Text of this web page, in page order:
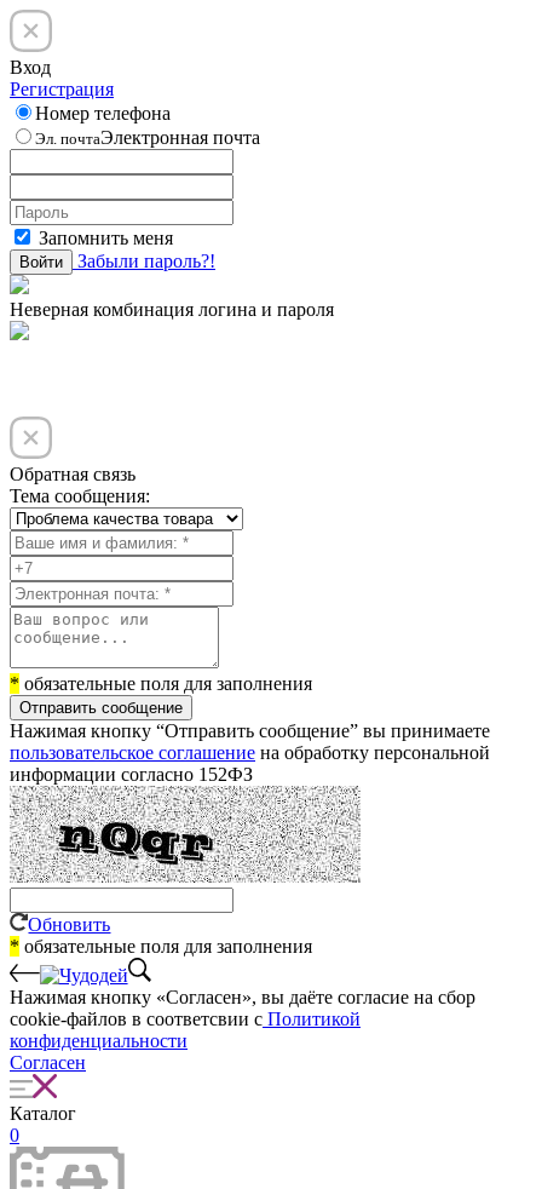
Вход
Регистрация
Номер телефона
Эл. почтаЭлектронная почта
Запомнить меня
Войти Забыли пароль?!
Неверная комбинация логина и пароля
Обратная связь
Тема сообщения:
* обязательные поля для заполнения
Отправить сообщение
Нажимая кнопку “Отправить сообщение” вы принимаете
пользовательское соглашение на обработку персональной
информации согласно 152ФЗ
Обновить
* обязательные поля для заполнения
Нажимая кнопку «Согласен», вы даёте cогласие на сбор
cookie-файлов в соответсвии с Политикой
конфиденциальности
Согласен
Каталог
0